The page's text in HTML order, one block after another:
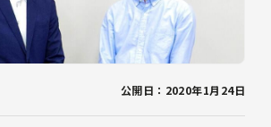
公開日：2020年1月24日